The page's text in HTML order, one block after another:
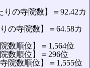
りの寺院数】＝92.42カ
の寺院数】＝64.58カ
数順位】＝1,564位
数順位】＝296位
院数順位】＝1,555位